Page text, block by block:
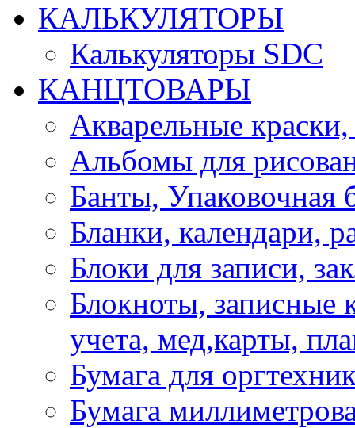
КАЛЬКУЛЯТОРЫ
Калькуляторы SDC
КАНЦТОВАРЫ
Акварельные
Альбомы для
Банты, Упаковочная
Бланки, календари,
Блоки для записи,
Блокноты, записные
учета, мед,карты,
Бумага для
Бумага